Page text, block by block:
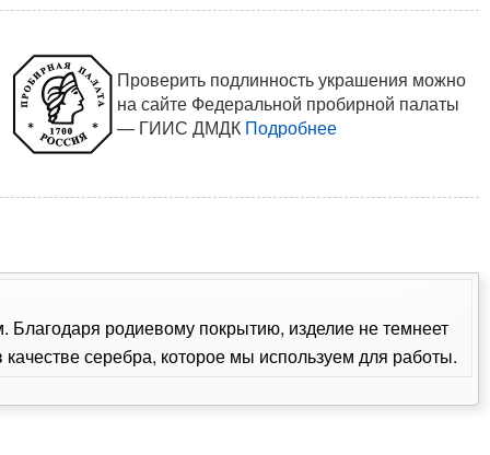
Проверить подлинность украшения можно
на сайте Федеральной пробирной палаты
— ГИИС ДМДК Подробнее
Благодаря родиевому покрытию, изделие не темнеет
серебра, которое мы используем для работы.